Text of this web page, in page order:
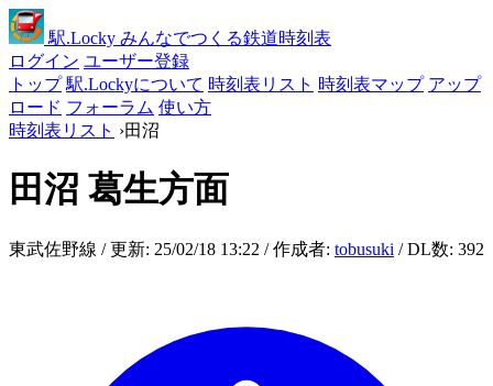
駅.Locky みんなでつくる鉄道時刻表
ログイン ユーザー登録
トップ 駅.Lockyについて 時刻表リスト 時刻表マップ アップ
ロード フォーラム 使い方
時刻表リスト ›田沼
田沼 葛生方面
東武佐野線 / 更新: 25/02/18 13:22 / 作成者: tobusuki / DL数: 392